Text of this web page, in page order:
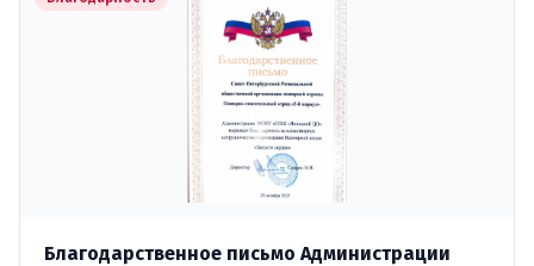
Благодарственное письмо Администрации